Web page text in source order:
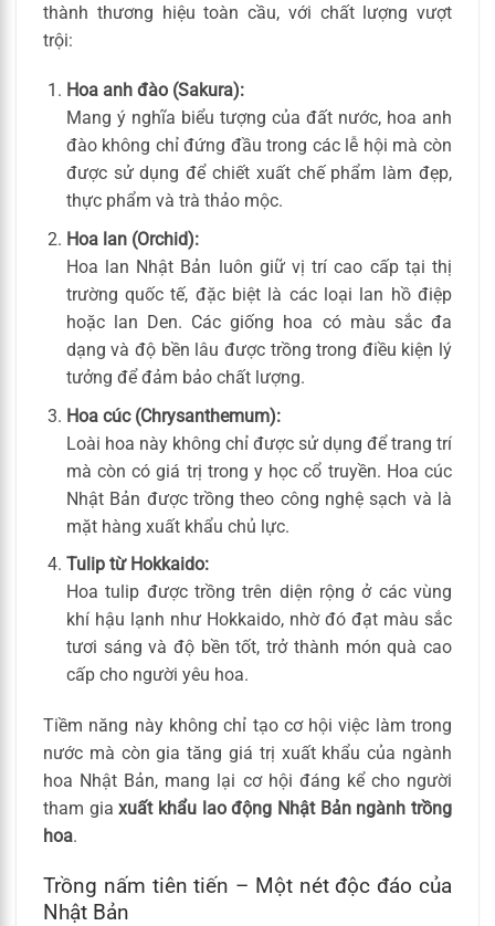
thành thương hiệu toàn cầu, với chất lượng vượt
trội:
Hoa anh đào (Sakura):
Mang ý nghĩa biểu tượng của đất nước, hoa anh
đào không chỉ đứng đầu trong các lễ hội mà còn
được sử dụng để chiết xuất chế phẩm làm đẹp,
thực phẩm và trà thảo mộc.
Hoa lan (Orchid):
Hoa lan Nhật Bản luôn giữ vị trí cao cấp tại thị
trường quốc tế, đặc biệt là các loại lan hồ điệp
hoặc lan Den. Các giống hoa có màu sắc đa
dạng và độ bền lâu được trồng trong điều kiện lý
tưởng để đảm bảo chất lượng.
Hoa cúc (Chrysanthemum):
Loài hoa này không chỉ được sử dụng để trang trí
mà còn có giá trị trong y học cổ truyền. Hoa cúc
Nhật Bản được trồng theo công nghệ sạch và là
mặt hàng xuất khẩu chủ lực.
Tulip từ Hokkaido:
Hoa tulip được trồng trên diện rộng ở các vùng
khí hậu lạnh như Hokkaido, nhờ đó đạt màu sắc
tươi sáng và độ bền tốt, trở thành món quà cao
cấp cho người yêu hoa.
Tiềm năng này không chỉ tạo cơ hội việc làm trong
nước mà còn gia tăng giá trị xuất khẩu của ngành
hoa Nhật Bản, mang lại cơ hội đáng kể cho người
tham giaxuất khẩu lao động Nhật Bản ngành trồng
hoa.
Trồng nấm tiên tiến – Một nét độc đáo của
Nhật Bản